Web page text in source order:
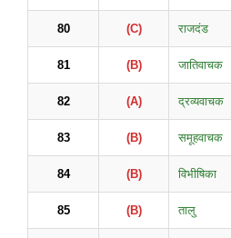
80 (C) राजदंड
81 (B) जातिवाचक
82 (A) द्रव्यवाचक
83 (B) समूहवाचक
84 (B) विभीषिका
85 (B) तालु